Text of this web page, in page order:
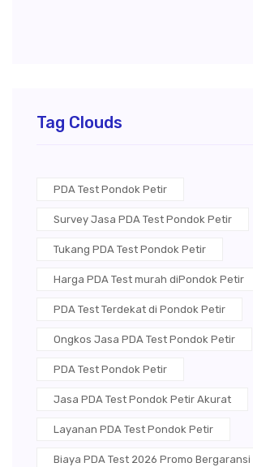
Tag Clouds
PDA Test Pondok Petir
Survey Jasa PDA Test Pondok Petir
Tukang PDA Test Pondok Petir
Harga PDA Test murah diPondok Petir
PDA Test Terdekat di Pondok Petir
Ongkos Jasa PDA Test Pondok Petir
PDA Test Pondok Petir
Jasa PDA Test Pondok Petir Akurat
Layanan PDA Test Pondok Petir
Biaya PDA Test 2026 Promo Bergaransi